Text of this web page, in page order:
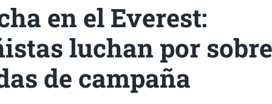
en el Everest:
luchan por
de campaña